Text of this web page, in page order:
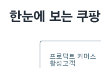
한눈에 보는 쿠팡
프로덕트 커머스
활성고객